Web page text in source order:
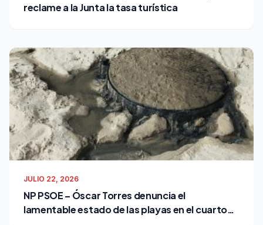
reclame a la Junta la tasa turística
JULIO 22, 2026
NP PSOE – Óscar Torres denuncia el
lamentable estado de las playas en el cuarto